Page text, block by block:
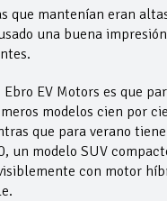
que mantenían eran
una buena
Ebro EV Motors es que
modelos cien por
que para verano
un modelo SUV
con motor